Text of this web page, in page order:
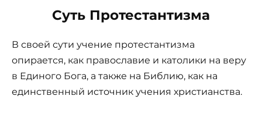
Суть Протестантизма
В своей сути учение протестантизма
опирается, как православие и католики на веру
в Единого Бога, а также на Библию, как на
единственный источник учения христианства.